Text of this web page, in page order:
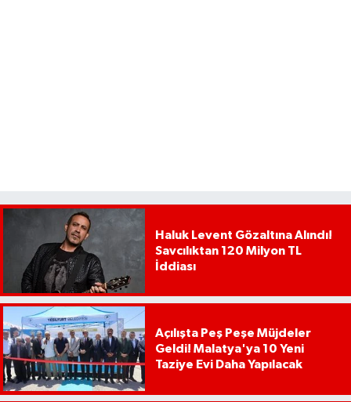
Haluk Levent Gözaltına Alındı!
Savcılıktan 120 Milyon TL
İddiası
Açılışta Peş Peşe Müjdeler
Geldi! Malatya'ya 10 Yeni
Taziye Evi Daha Yapılacak